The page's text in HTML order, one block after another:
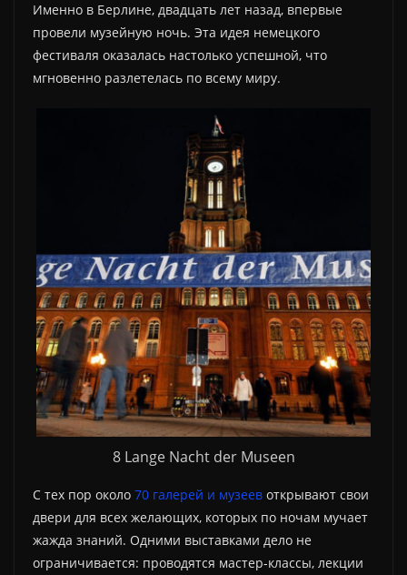
Именно в Берлине, двадцать лет назад, впервые
провели музейную ночь. Эта идея немецкого
фестиваля оказалась настолько успешной, что
мгновенно разлетелась по всему миру.
8 Lange Nacht der Museen
С тех пор около 70 галерей и музеев открывают свои
двери для всех желающих, которых по ночам мучает
жажда знаний. Одними выставками дело не
ограничивается: проводятся мастер-классы, лекции